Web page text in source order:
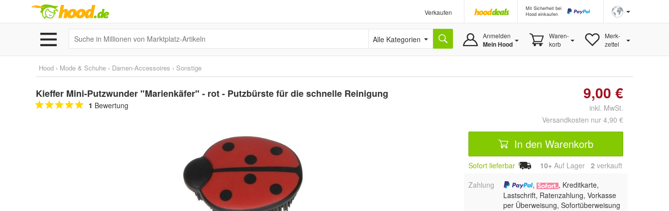
Verkaufen
Mit Sicherheit bei
Hood einkaufen
Alle Kategorien Anmelden
Mein Hood
Waren-
korb
Merk-
zettel
Hood › Mode & Schuhe › Damen-Accessoires › Sonstige
Kieffer Mini-Putzwunder "Marienkäfer" - rot - Putzbürste für die schnelle Reinigung
1 Bewertung
9,00 €
inkl. MwSt.
Versandkosten nur 4,90 €
In den Warenkorb
Sofort lieferbar 10+ Auf Lager 2 verkauft
Zahlung
,
, Kreditkarte,
Lastschrift, Ratenzahlung, Vorkasse
per Überweisung, Sofortüberweisung